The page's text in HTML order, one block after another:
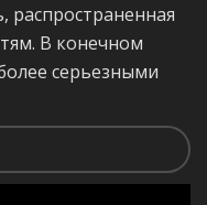
распространенная
В конечном
серьезными